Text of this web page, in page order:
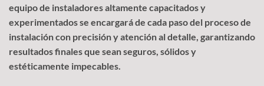
equipo de instaladores altamente capacitados y
experimentados se encargará de cada paso del proceso de
instalación con precisión y atención al detalle, garantizando
resultados finales que sean seguros, sólidos y
estéticamente impecables.